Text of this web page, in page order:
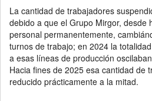
La cantidad de trabajadores
debido a que el Grupo Mirgor, desde
personal permanentemente,
turnos de trabajo; en 2024 la
a esas líneas de producción
Hacia fines de 2025 esa cantidad de
reducido prácticamente a la mitad.